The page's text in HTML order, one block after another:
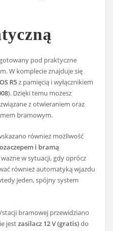
pod praktyczne
W komplecie znajduje się
R5z pamięcią i wyłącznikiem
). Dzięki temu możesz
z otwieraniem oraz
bramowym.
również możliwość
i bramą
ważne w sytuacji, gdy oprócz
również automatyką wjazdu
jeden, spójny system
bramowej przewidziano
jestzasilacz 12 V (gratis)do